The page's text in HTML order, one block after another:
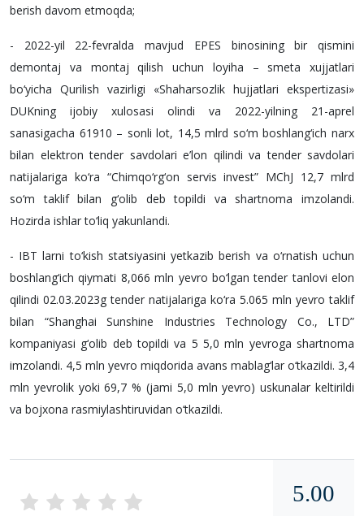
berish davom etmoqda;
- 2022-yil 22-fevralda mavjud EPES binosining bir qismini
demontaj va montaj qilish uchun loyiha – smeta xujjatlari
bo‘yicha Qurilish vazirligi «Shaharsozlik hujjatlari ekspertizasi»
DUKning ijobiy xulosasi olindi va 2022-yilning 21-aprel
sanasigacha 61910 – sonli lot, 14,5 mlrd so‘m boshlang‘ich narx
bilan elektron tender savdolari e’lon qilindi va tender savdolari
natijalariga ko‘ra “Chimqo‘rg‘on servis invest” MChJ 12,7 mlrd
so‘m taklif bilan g‘olib deb topildi va shartnoma imzolandi.
Hozirda ishlar to‘liq yakunlandi.
- IBT larni to‘kish statsiyasini yetkazib berish va o‘rnatish uchun
boshlang‘ich qiymati 8,066 mln yevro bo‘lgan tender tanlovi elon
qilindi 02.03.2023g tender natijalariga ko‘ra 5.065 mln yevro taklif
bilan “Shanghai Sunshine Industries Technology Co., LTD”
kompaniyasi g‘olib deb topildi va 5 5,0 mln yevroga shartnoma
imzolandi. 4,5 mln yevro miqdorida avans mablag‘lar o‘tkazildi. 3,4
mln yevrolik yoki 69,7 % (jami 5,0 mln yevro) uskunalar keltirildi
va bojxona rasmiylashtiruvidan o‘tkazildi.
5.00